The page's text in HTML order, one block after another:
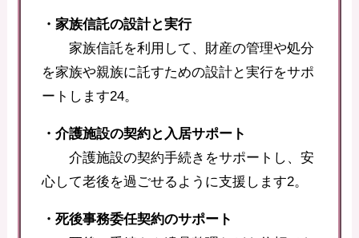
・家族信託の設計と実行
家族信託を利用して、財産の管理や処分
を家族や親族に託すための設計と実行をサポ
ートします24。
・介護施設の契約と入居サポート
介護施設の契約手続きをサポートし、安
心して老後を過ごせるように支援します2。
・死後事務委任契約のサポート